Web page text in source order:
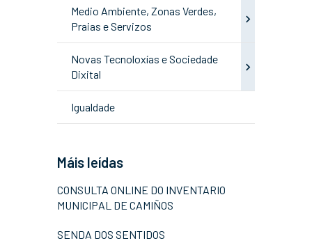
Medio Ambiente, Zonas Verdes,
Praias e Servizos
Novas Tecnoloxías e Sociedade
Dixital
Igualdade
Máis leídas
CONSULTA ONLINE DO INVENTARIO
MUNICIPAL DE CAMIÑOS
SENDA DOS SENTIDOS